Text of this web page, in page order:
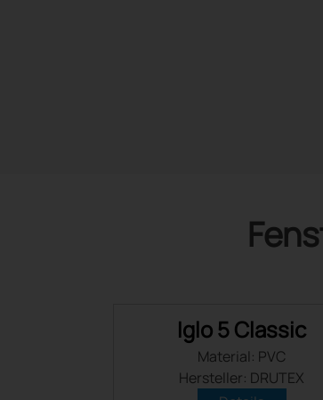
Iglo 5 Classic
Material: PVC
Hersteller: DRUTEX